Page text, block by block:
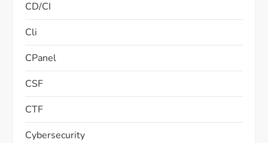
CD/CI
Cli
CPanel
CSF
CTF
Cybersecurity